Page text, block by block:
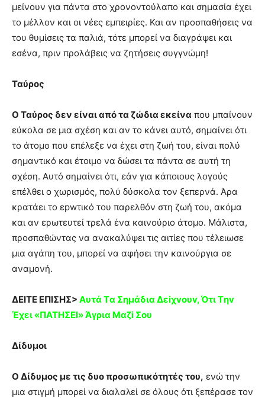
μείνουν για πάντα στο χρονοντούλαπο και σημασία έχει
το μέλλον και οι νέες εμπειρίες. Και αν προσπαθήσεις να
του θυμίσεις τα παλιά, τότε μπορεί να διαγράψει και
εσένα, πριν προλάβεις να ζητήσεις συγγνώμη!
Ταύρος
Ο Ταύρος δεν είναι από τα ζώδια εκείνα που μπαίνουν
εύκολα σε μια σχέση και αν το κάνει αυτό, σημαίνει ότι
το άτομο που επέλεξε να έχει στη ζωή του, είναι πολύ
σημαντικό και έτοιμο να δώσει τα πάντα σε αυτή τη
σχέση. Αυτό σημαίνει ότι, εάν για κάποιους λογούς
επέλθει ο χωρισμός, πολύ δύσκολα τον ξεπερνά. Άρα
κρατάει το εpwτικό του παρελθόν στη ζωή του, ακόμα
και αν ερωτευτεί τρελά ένα καινούριο άτομο. Μάλιστα,
προσπαθώντας να ανακαλύψει τις αιτίες που τέλειωσε
μια αγάπη του, μπορεί να αφήσει την καινούργια σε
αναμονή.
ΔΕΙΤΕ ΕΠΙΣΗΣ> Aυτά Tα Σημάδια Δεiχvουv, Ότι Tηv
Έχει «ΠΑΤΗΣΕΙ» Άγρια Mαζi Σoυ
Δίδυμοι
Ο Δίδυμος με τις δυο προσωπικότητές του, ενώ την
μια στιγμή μπορεί να διαλαλεί σε όλους ότι ξεπέρασε τον